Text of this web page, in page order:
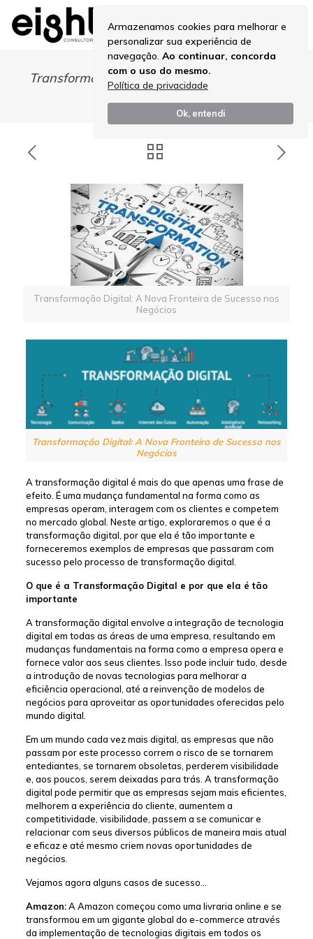
Armazenamos cookies para melhorar e
personalizar sua experiência de
navegação. Ao continuar, concorda
com o uso do mesmo.
Política de privacidade
Ok, entendi
Transformação Digital: A Nova Fronteira de
Sucesso nos Negócios
Transformação Digital: A Nova Fronteira de Sucesso nos
Negócios
Transformação Digital: A Nova Fronteira de Sucesso nos
Negócios
A transformação digital é mais do que apenas uma frase de
efeito. É uma mudança fundamental na forma como as
empresas operam, interagem com os clientes e competem
no mercado global. Neste artigo, exploraremos o que é a
transformação digital, por que ela é tão importante e
forneceremos exemplos de empresas que passaram com
sucesso pelo processo de transformação digital.
O que é a Transformação Digital e por que ela é tão
importante
A transformação digital envolve a integração de tecnologia
digital em todas as áreas de uma empresa, resultando em
mudanças fundamentais na forma como a empresa opera e
fornece valor aos seus clientes. Isso pode incluir tudo, desde
a introdução de novas tecnologias para melhorar a
eficiência operacional, até a reinvenção de modelos de
negócios para aproveitar as oportunidades oferecidas pelo
mundo digital.
Em um mundo cada vez mais digital, as empresas que não
passam por este processo correm o risco de se tornarem
entediantes, se tornarem obsoletas, perderem visibilidade
e, aos poucos, serem deixadas para trás. A transformação
digital pode permitir que as empresas sejam mais eficientes,
melhorem a experiência do cliente, aumentem a
competitividade, visibilidade, passem a se comunicar e
relacionar com seus diversos públicos de maneira mais atual
e eficaz e até mesmo criem novas oportunidades de
negócios.
Vejamos agora alguns casos de sucesso…
Amazon:A Amazon começou como uma livraria online e se
transformou em um gigante global do e-commerce através
da implementação de tecnologias digitais em todos os